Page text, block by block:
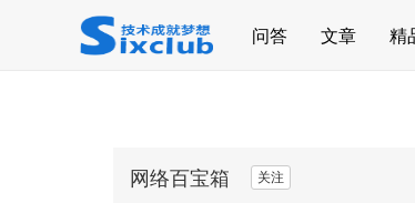
page contents
问答 文章 精
网络百宝箱 关注